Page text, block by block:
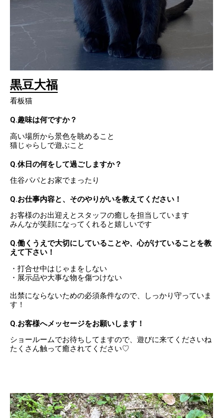
黒豆大福
看板猫
Q.趣味は何ですか？
高い場所から景色を眺めること
猫じゃらしで遊ぶこと
Q.休日の何をして過ごしますか？
住谷パパとお家でまったり
Q.お仕事内容と、そのやりがいを教えてください！
お客様のお出迎えとスタッフの癒しを担当しています
みんなが笑顔になってくれると嬉しいです
Q.働くうえで大切にしていることや、心がけていることを教
えて下さい！
・打合せ中はじゃまをしない
・展示品や大事な物を傷つけない
出禁にならないための必須条件なので、しっかり守っていま
す！
Q.お客様へメッセージをお願いします！
ショールームでお待ちしてますので、遊びに来てくださいね
たくさん触って癒されてください♡